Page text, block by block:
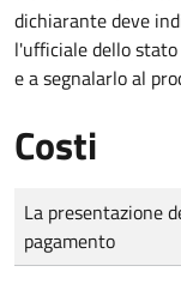
dichiarante deve
l'ufficiale dello
e a segnalarlo al
Costi
Tipo di pagamento
Importo
La presentazione
pagamento